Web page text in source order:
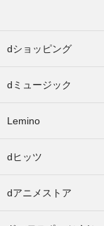
dショッピング
dミュージック
Lemino
dヒッツ
dアニメストア